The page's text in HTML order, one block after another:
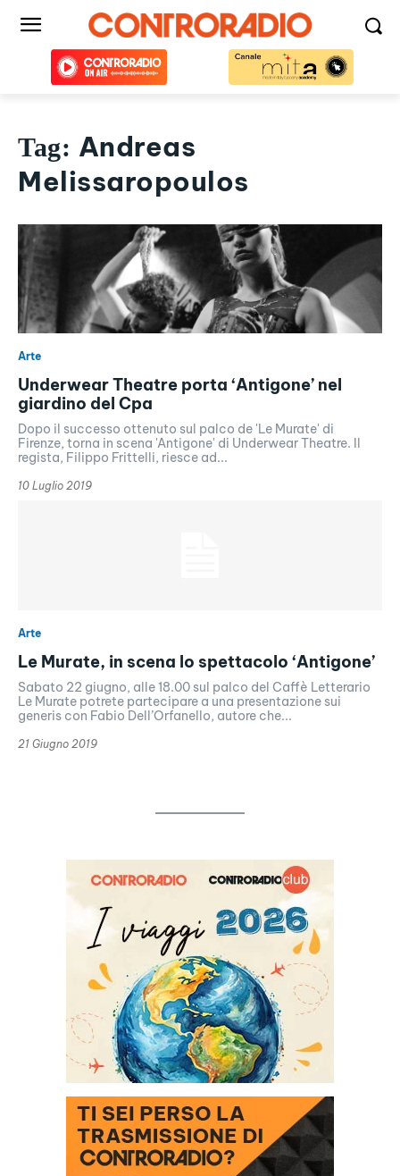
Tag: Andreas
Melissaropoulos
Arte
Underwear Theatre porta ‘Antigone’ nel
giardino del Cpa
Dopo il successo ottenuto sul palco de 'Le Murate' di
Firenze, torna in scena 'Antigone' di Underwear Theatre. Il
regista, Filippo Frittelli, riesce ad...
10 Luglio 2019
Arte
Le Murate, in scena lo spettacolo ‘Antigone’
Sabato 22 giugno, alle 18.00 sul palco del Caffè Letterario
Le Murate potrete partecipare a una presentazione sui
generis con Fabio Dell’Orfanello, autore che...
21 Giugno 2019